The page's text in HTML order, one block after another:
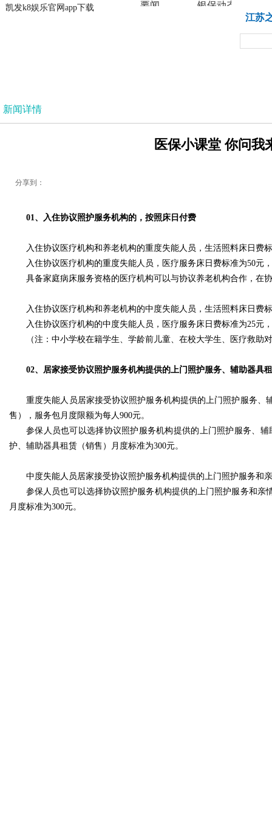
凯发k8娱乐官网app下载
凯发k8娱乐官网app下载
要闻 银保动态
江苏
新闻详情
医保小课堂 你问我
分享到：
01、入住协议照护服务机构的，按照床日付费
入住协议医疗机构和养老机构的重度失能人员，生活照料床日费
入住协议医疗机构的重度失能人员，医疗服务床日费标准为50元
具备家庭病床服务资格的医疗机构可以与协议养老机构合作，在
入住协议医疗机构和养老机构的中度失能人员，生活照料床日费
入住协议医疗机构的中度失能人员，医疗服务床日费标准为25元
（注：中小学校在籍学生、学龄前儿童、在校大学生、医疗救
02、居家接受协议照护服务机构提供的上门照护服务、辅助器具
重度失能人员居家接受协议照护服务机构提供的上门照护服务
售），服务包月度限额为每人900元。
参保人员也可以选择协议照护服务机构提供的上门照护服务、
护、辅助器具租赁（销售）月度标准为300元。
中度失能人员居家接受协议照护服务机构提供的上门照护服务和
参保人员也可以选择协议照护服务机构提供的上门照护服务和
月度标准为300元。